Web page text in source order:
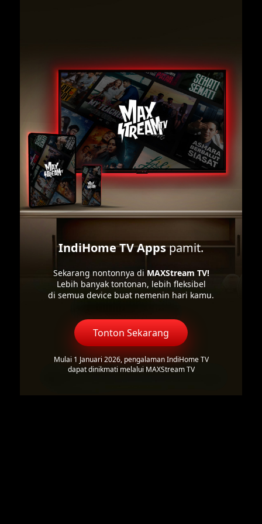
IndiHome TV Appspamit.
Sekarang nontonnya di MAXStream TV!
Lebih banyak tontonan, lebih fleksibel
di semua device buat nemenin hari kamu.
Tonton Sekarang
Mulai 1 Januari 2026, pengalaman IndiHome TV
dapat dinikmati melalui MAXStream TV